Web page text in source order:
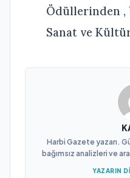
Ödüllerinden ,
Sanat ve
Harbi Gazete yazarı.
bağımsız analizleri ve
YAZARIN